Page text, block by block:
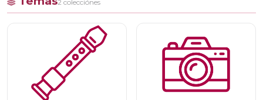
2 colecciónes